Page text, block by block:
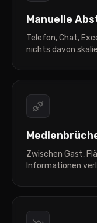
Manuelle
Telefon, Chat,
nichts davon
Zwischen Gast,
Informationen